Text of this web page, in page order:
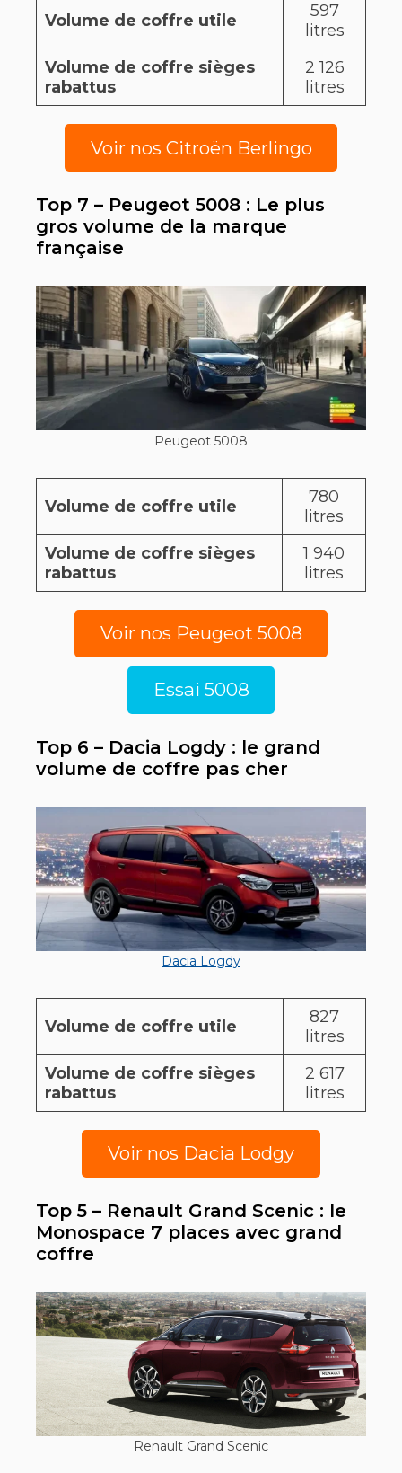
Volume de coffre utile
597
litres
Volume de coffre sièges
rabattus
2 126
litres
Voir nos Citroën Berlingo
Top 7 – Peugeot 5008 : Le plus
gros volume de la marque
française
Peugeot 5008
Volume de coffre utile
780
litres
Volume de coffre sièges
rabattus
1 940
litres
Voir nos Peugeot 5008
Essai 5008
Top 6 – Dacia Logdy : le grand
volume de coffre pas cher
Dacia Logdy
Volume de coffre utile
827
litres
Volume de coffre sièges
rabattus
2 617
litres
Voir nos Dacia Lodgy
Top 5 – Renault Grand Scenic : le
Monospace 7 places avec grand
coffre
Renault Grand Scenic